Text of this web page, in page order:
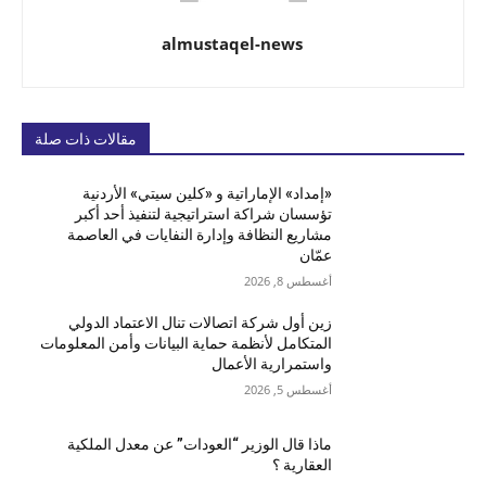
almustaqel-news
مقالات ذات صلة
«إمداد» الإماراتية و «كلين سيتي» الأردنية
تؤسسان شراكة استراتيجية لتنفيذ أحد أكبر
مشاريع النظافة وإدارة النفايات في العاصمة
عمّان
أغسطس 8, 2026
زين أول شركة اتصالات تنال الاعتماد الدولي
المتكامل لأنظمة حماية البيانات وأمن المعلومات
واستمرارية الأعمال
أغسطس 5, 2026
ماذا قال الوزير “العودات” عن معدل الملكية
العقارية ؟